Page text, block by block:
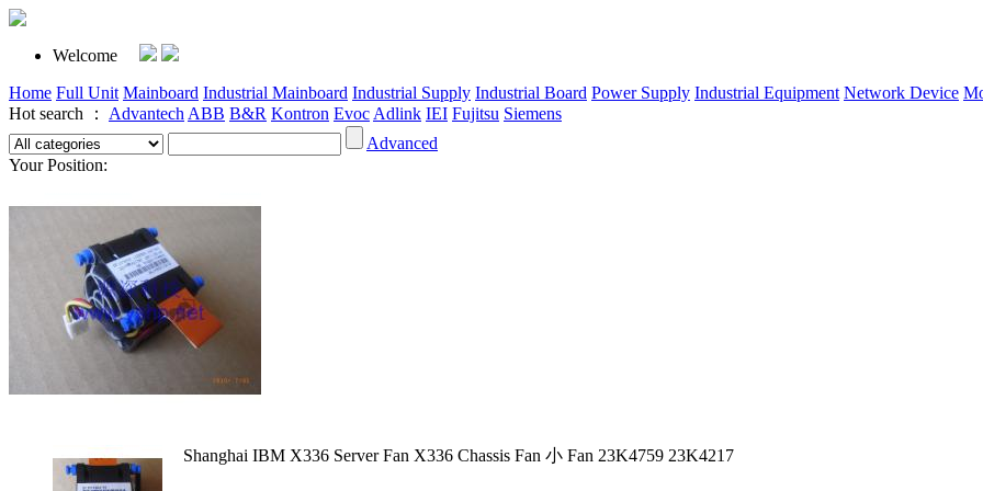
Welcome
Home Full Unit Mainboard Industrial Mainboard Industrial Supply Industrial Board Power Supply Industrial Equipment Network Device
Hot search ： Advantech ABB B&R Kontron Evoc Adlink IEI Fujitsu Siemens
Advanced
Your Position:
Shanghai IBM X336 Server Fan X336 Chassis Fan 小 Fan 23K4759 23K4217